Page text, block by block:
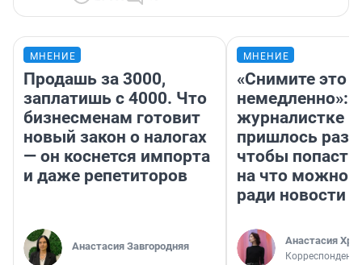
МНЕНИЕ
Продашь за 3000,
заплатишь с 4000. Что
бизнесменам готовит
новый закон о налогах
— он коснется импорта
и даже репетиторов
Анастасия Завгородняя
МНЕНИЕ
«Снимите это
немедленно»:
журналистке
пришлось
чтобы попасть
на что можно
ради новости
Анастасия
Корреспондент